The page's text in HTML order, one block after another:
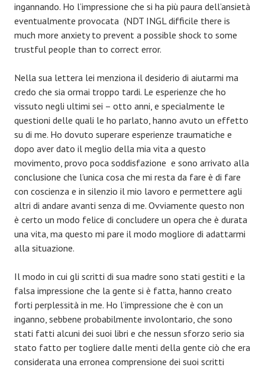
ingannando. Ho l’impressione che si ha più paura dell’ansietà
eventualmente provocata (NDT INGL difficile there is
much more anxiety to prevent a possible shock to some
trustful people than to correct error.
Nella sua lettera lei menziona il desiderio di aiutarmi ma
credo che sia ormai troppo tardi. Le esperienze che ho
vissuto negli ultimi sei – otto anni, e specialmente le
questioni delle quali le ho parlato, hanno avuto un effetto
su di me. Ho dovuto superare esperienze traumatiche e
dopo aver dato il meglio della mia vita a questo
movimento, provo poca soddisfazione e sono arrivato alla
conclusione che l’unica cosa che mi resta da fare è di fare
con coscienza e in silenzio il mio lavoro e permettere agli
altri di andare avanti senza di me. Ovviamente questo non
è certo un modo felice di concludere un opera che è durata
una vita, ma questo mi pare il modo mogliore di adattarmi
alla situazione.
Il modo in cui gli scritti di sua madre sono stati gestiti e la
falsa impressione che la gente si è fatta, hanno creato
forti perplessità in me. Ho l’impressione che è con un
inganno, sebbene probabilmente involontario, che sono
stati fatti alcuni dei suoi libri e che nessun sforzo serio sia
stato fatto per togliere dalle menti della gente ciò che era
considerata una erronea comprensione dei suoi scritti